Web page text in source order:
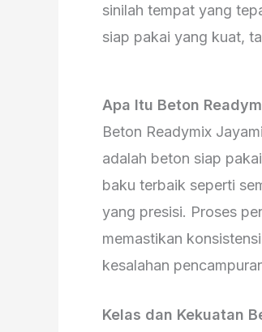
sinilah tempat yang
siap pakai yang kuat,
Apa Itu Beton
Beton Readymix
adalah beton siap
baku terbaik seperti
yang presisi. Proses
memastikan
kesalahan
Kelas dan Kekuatan